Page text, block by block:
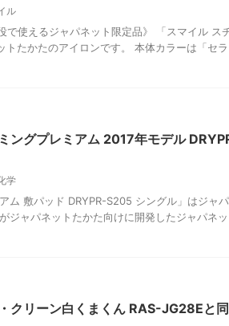
ル
で使えるジャパネット限定品》 「スマイル ス
トたかたのアイロンです。 本体カラーは「セラ
ングプレミアム 2017年モデル
学
ム 敷パッド DRYPR-S205 シングル」はジャ
ジャパネットたかた向けに開発したジャパネ
クリーン白くまくん RAS-JG28Eと